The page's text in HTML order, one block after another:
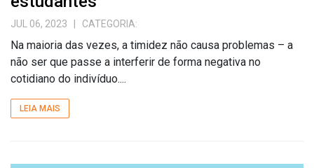
JUL 06, 2023 | CATEGORIA:
Na maioria das vezes, a timidez não causa problemas – a
não ser que passe a interferir de forma negativa no
cotidiano do indivíduo....
LEIA MAIS